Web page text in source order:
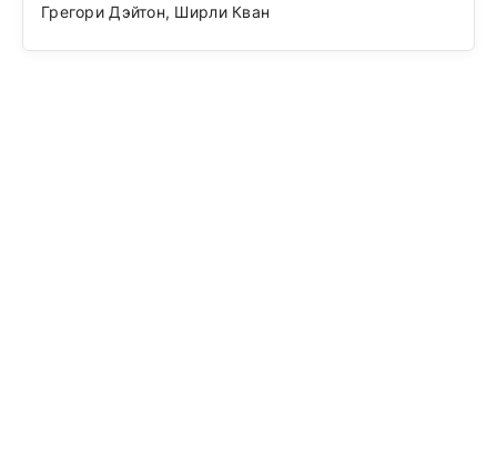
Грегори Дэйтон, Ширли Кван